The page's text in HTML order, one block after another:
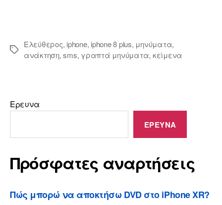
Ελεύθερος, iphone, iphone 8plus, μηνύματα,
ανάκτηση,sms, γραπτά μηνύματα, κείμενα
Ερευνα
ΕΡΕΥΝΑ
Πρόσφατες αναρτήσεις
Πώς μπορώ να αποκτήσω DVD στο iPhone XR?